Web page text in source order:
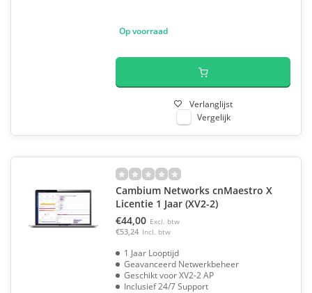
Op voorraad
Verlanglijst
Vergelijk
Cambium Networks cnMaestro X
Licentie 1 Jaar (XV2-2)
€44,00 Excl. btw
€53,24 Incl. btw
1 Jaar Looptijd
Geavanceerd Netwerkbeheer
Geschikt voor XV2-2 AP
Inclusief 24/7 Support